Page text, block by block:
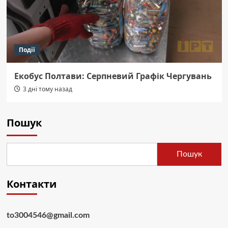
Події
Екобус Полтави: Серпневий Графік Чергувань
3 дні тому назад
Пошук
Пошук
Контакти
to3004546@gmail.com